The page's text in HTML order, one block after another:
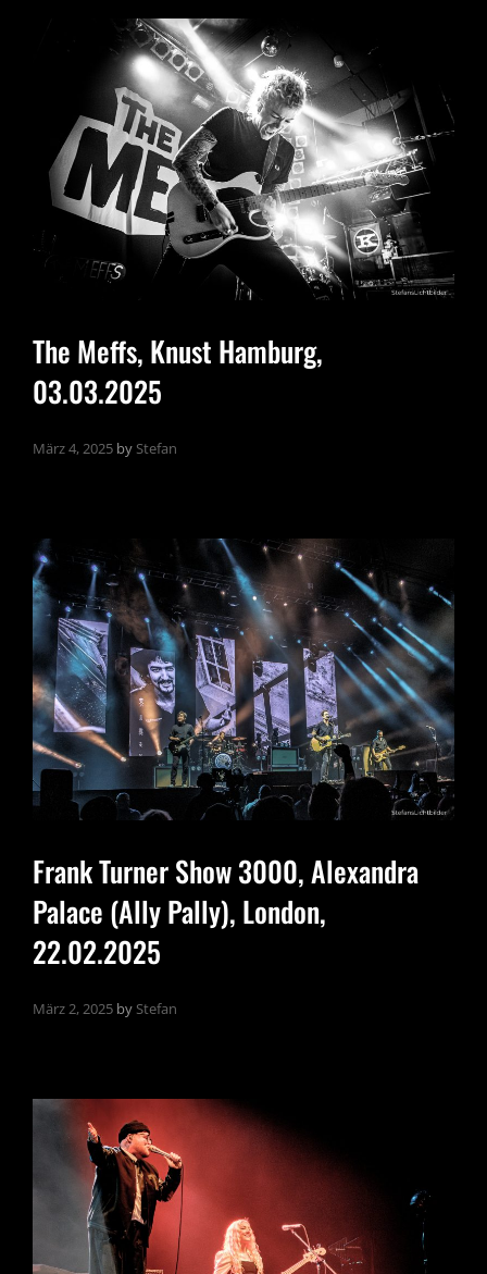
The Meffs, Knust Hamburg,
03.03.2025
März 4, 2025 by Stefan
Frank Turner Show 3000, Alexandra
Palace (Ally Pally), London,
22.02.2025
März 2, 2025 by Stefan